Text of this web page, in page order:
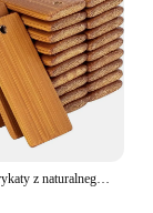
50 sztuk półfabrykaty z naturalnego drewna 45x20mm tagi bambusowe na breloki pierścionki grawerowanie półfabrykaty niedokończone tagi breloczek Tag